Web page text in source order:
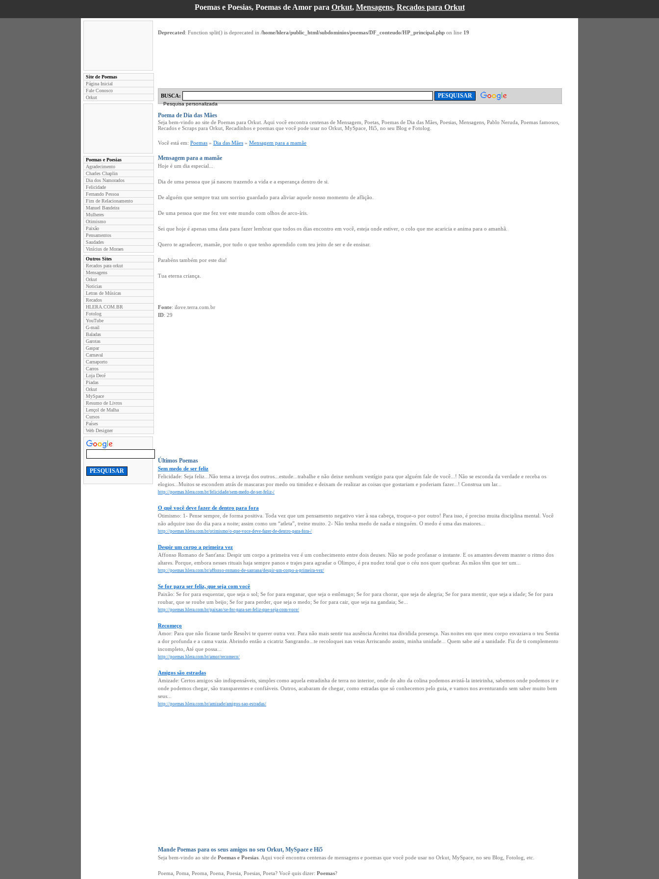
Poemas e Poesias, Poemas de Amor para Orkut, Mensagens, Recados para Orkut
Site de Poemas
Página Inicial
Fale Conosco
Orkut
Poemas e Poesias
Agradecimento
Charles Chaplin
Dia dos Namorados
Felicidade
Fernando Pessoa
Fim de Relacionamento
Manuel Bandeira
Mulheres
Otimismo
Paixão
Pensamentos
Saudades
Vinícius de Moraes
Outros Sites
Recados para orkut
Mensagens
Orkut
Noticias
Letras de Músicas
Recados
HLERA.COM.BR
Fotolog
YouTube
G-mail
Baladas
Garotas
Gaspar
Carnaval
Carnaporto
Carros
Loja Decé
Piadas
Orkut
MySpace
Resumo de Livros
Lençol de Malha
Cursos
Países
Web Designer
Deprecated: Function split() is deprecated in /home/hlera/public_html/subdominios/poemas/DF_conteudo/HP_principal.php on line 19
BUSCA:
Pesquisa personalizada
Poema de Dia das Mães
Seja bem-vindo ao site de Poemas para Orkut. Aqui você encontra centenas de Mensagem, Poetas, Poemas de Dia das Mães, Poesias, Mensagens, Pablo Neruda, Poemas famosos,
Recados e Scraps para Orkut, Recadinhos e poemas que você pode usar no Orkut, MySpace, Hi5, no seu Blog e Fotolog.
Você está em: Poemas » Dia das Mães » Mensagem para a mamãe
Mensagem para a mamãe
Hoje é um dia especial...
Dia de uma pessoa que já nasceu trazendo a vida e a esperança dentro de si.
De alguém que sempre traz um sorriso guardado para aliviar aquele nosso momento de aflição.
De uma pessoa que me fez ver este mundo com olhos de arco-íris.
Sei que hoje é apenas uma data para fazer lembrar que todos os dias encontro em você, esteja onde estiver, o colo que me acaricia e anima para o amanhã.
Quero te agradecer, mamãe, por tudo o que tenho aprendido com teu jeito de ser e de ensinar.
Parabéns também por este dia!
Tua eterna criança.
Fonte: ilove.terra.com.br
ID: 29
Últimos Poemas
Sem medo de ser feliz
Felicidade: Seja feliz...Não tema a inveja dos outros...estude...trabalhe e não deixe nenhum vestígio para que alguém fale de você...! Não se esconda da verdade e receba os
elogios...Muitos se escondem atrás de mascaras por medo ou timidez e deixam de realizar as coisas que gostariam e poderiam fazer...! Construa um lar...
http://poemas.hlera.com.br/felicidade/sem-medo-de-ser-feliz-/
O quê você deve fazer de dentro para fora
Otimismo: 1- Pense sempre, de forma positiva. Toda vez que um pensamento negativo vier à sua cabeça, troque-o por outro! Para isso, é preciso muita disciplina mental. Você
não adquire isso do dia para a noite; assim como um “atleta”, treine muito. 2- Não tenha medo de nada e ninguém. O medo é uma das maiores...
http://poemas.hlera.com.br/otimismo/o-que-voce-deve-fazer-de-dentro-para-fora-/
Despir um corpo a primeira vez
Affonso Romano de Sant'ana: Despir um corpo a primeira vez é um conhecimento entre dois deuses. Não se pode profanar o instante. E os amantes devem manter o ritmo dos
altares. Porque, embora nesses rituais haja sempre panos e trajes para agradar o Olimpo, é pra nudez total que o céu nos quer quebrar. As mãos têm que ter um...
http://poemas.hlera.com.br/affonso-romano-de-santana/despir-um-corpo-a-primeira-vez/
Se for para ser feliz, que seja com você
Paixão: Se for para esquentar, que seja o sol; Se for para enganar, que seja o estômago; Se for para chorar, que seja de alegria; Se for para mentir, que seja a idade; Se for para
roubar, que se roube um beijo; Se for para perder, que seja o medo; Se for para cair, que seja na gandaia; Se...
http://poemas.hlera.com.br/paixao/se-for-para-ser-feliz-que-seja-com-voce/
Recomeço
Amor: Para que não ficasse tarde Resolvi te querer outra vez. Para não mais sentir tua ausência Aceitei tua dividida presença. Nas noites em que meu corpo esvaziava o teu Sentia
a dor profunda e a cama vazia. Abrindo então a cicatriz Sangrando...te recoloquei nas veias Arriscando assim, minha unidade... Quem sabe até a sanidade. Fiz de ti complemento
incompleto, Até que possa...
http://poemas.hlera.com.br/amor/recomeco/
Amigos são estradas
Amizade: Certos amigos são indispensáveis, simples como aquela estradinha de terra no interior, onde do alto da colina podemos avistá-la inteirinha, sabemos onde podemos ir e
onde podemos chegar, são transparentes e confiáveis. Outros, acabaram de chegar, como estradas que só conhecemos pelo guia, e vamos nos aventurando sem saber muito bem
seus...
http://poemas.hlera.com.br/amizade/amigos-sao-estradas/
Mande Poemas para os seus amigos no seu Orkut, MySpace e Hi5
Seja bem-vindo ao site de Poemas e Poesias . Aqui você encontra centenas de mensagens e poemas que você pode usar no Orkut, MySpace, no seu Blog, Fotolog, etc.
Poema, Poma, Peoma, Poena, Poesia, Poesias, Poeta? Você quis dizer: Poemas?